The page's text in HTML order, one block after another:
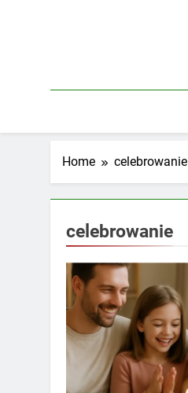
Home celebrowanie
celebrowanie